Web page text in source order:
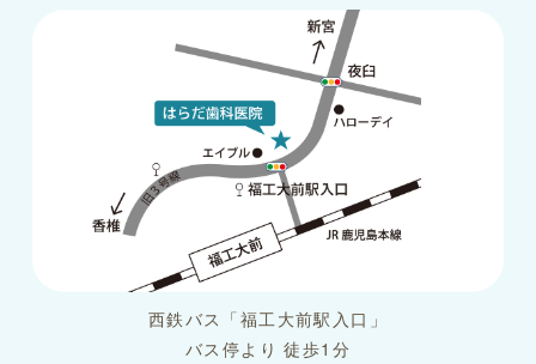
西鉄バス「福工大前駅入口」
バス停より 徒歩1分